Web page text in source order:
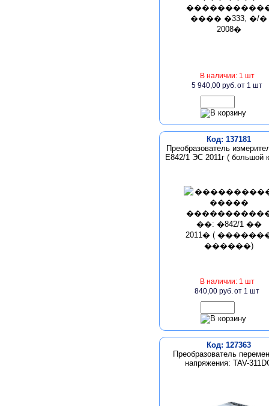
В наличии: 1 шт
5 940,00 руб.от 1 шт
Код: 137181
Преобразователь
Е842/1 ЭС 2011г ( большой
В наличии: 1 шт
840,00 руб.от 1 шт
Код: 127363
Преобразователь
напряжения: TAV-